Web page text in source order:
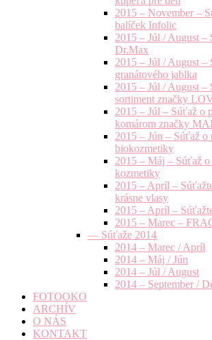
2015 – November –
balíček Infolic
2015 – Júl / August –
Dr.Max
2015 – Júl / August
granátového jablka
2015 – Júl / August –
sortiment značky
2015 – Júl – Súťaž o
komárom značky
2015 – Jún – Súťaž o
biokozmetiky
2015 – Máj – Súťaž
kozmetiky
2015 – Apríl –
krásne vlasy
2015 – Apríl –
2015 – Marec –
— Súťaže 2014
2014 – Marec / Apríl
2014 – Máj / Jún
2014 – Júl / August
2014 – September /
FOTOOKO
ARCHÍV
O NÁS
KONTAKT